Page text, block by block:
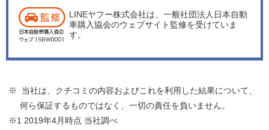
LINEヤフー株式会社は、一般社団法人日本自動
車購入協会のウェブサイト監修を受けていま
す。
※ 当社は、クチコミの内容およびこれを利用した結果について、
何ら保証するものではなく、一切の責任を負いません。
※1 2019年4月時点 当社調べ